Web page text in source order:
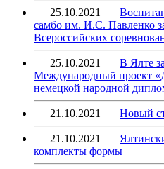
25.10.2021
самбо им. И.С. Павленко
Всероссийских
25.10.2021
В Ялте
Международный проект
немецкой народной
21.10.2021 Новый
21.10.2021
комплекты формы